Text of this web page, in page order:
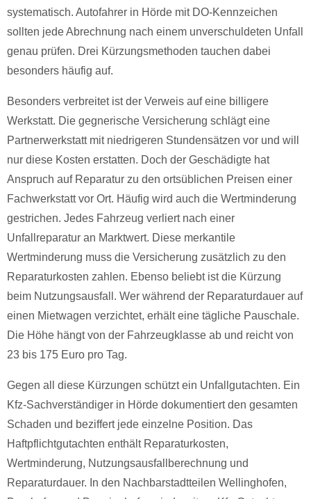
systematisch. Autofahrer in Hörde mit DO-Kennzeichen
sollten jede Abrechnung nach einem unverschuldeten Unfall
genau prüfen. Drei Kürzungsmethoden tauchen dabei
besonders häufig auf.
Besonders verbreitet ist der Verweis auf eine billigere
Werkstatt. Die gegnerische Versicherung schlägt eine
Partnerwerkstatt mit niedrigeren Stundensätzen vor und will
nur diese Kosten erstatten. Doch der Geschädigte hat
Anspruch auf Reparatur zu den ortsüblichen Preisen einer
Fachwerkstatt vor Ort. Häufig wird auch die Wertminderung
gestrichen. Jedes Fahrzeug verliert nach einer
Unfallreparatur an Marktwert. Diese merkantile
Wertminderung muss die Versicherung zusätzlich zu den
Reparaturkosten zahlen. Ebenso beliebt ist die Kürzung
beim Nutzungsausfall. Wer während der Reparaturdauer auf
einen Mietwagen verzichtet, erhält eine tägliche Pauschale.
Die Höhe hängt von der Fahrzeugklasse ab und reicht von
23 bis 175 Euro pro Tag.
Gegen all diese Kürzungen schützt ein Unfallgutachten. Ein
Kfz-Sachverständiger in Hörde dokumentiert den gesamten
Schaden und beziffert jede einzelne Position. Das
Haftpflichtgutachten enthält Reparaturkosten,
Wertminderung, Nutzungsausfallberechnung und
Reparaturdauer. In den Nachbarstadtteilen Wellinghofen,